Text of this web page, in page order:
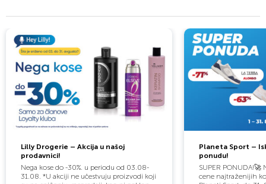
Lilly Drogerie – Akcija u našoj
prodavnici!
Nega kose do -30%. u periodu od 03.08-
31.08. *U akciji ne učestvuju proizvodi koji
Planeta Sport –
ponudu!
SUPER
cene najtraženijih